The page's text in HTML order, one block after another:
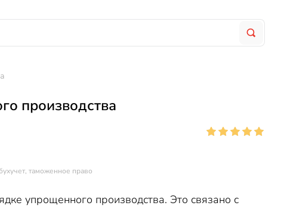
производства
таможенное право
упрощенного производства. Это связано с